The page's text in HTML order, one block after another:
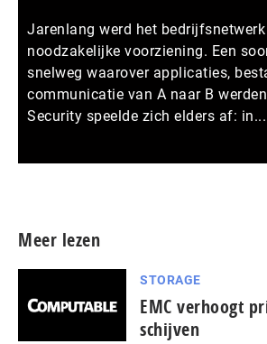
Jarenlang werd het
noodzakelijke voorziening. Een
snelweg waarover applicaties,
communicatie van A naar B
Security speelde zich elders af: in...
Meer lezen
STORAGE
EMC verhoogt
schijven